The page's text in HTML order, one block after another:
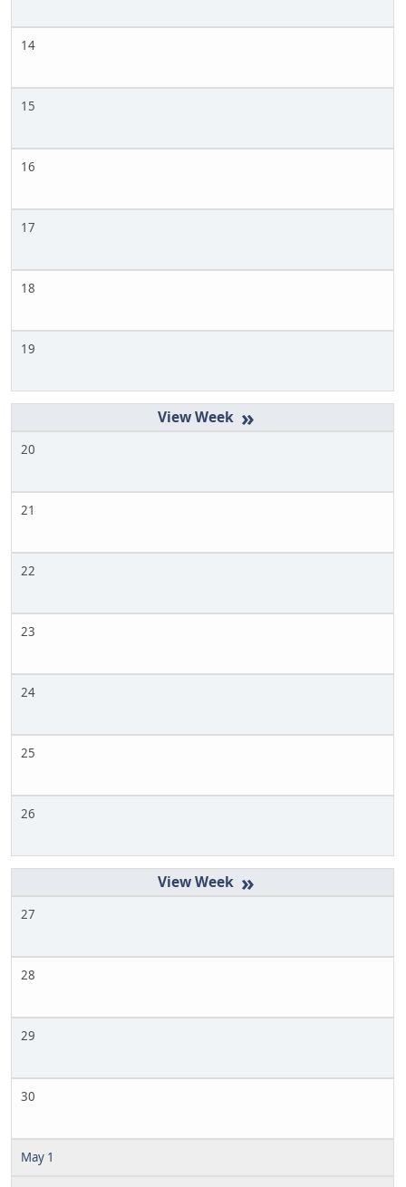
14
15
16
17
18
19
»
20
21
22
23
24
25
26
»
27
28
29
30
May 1